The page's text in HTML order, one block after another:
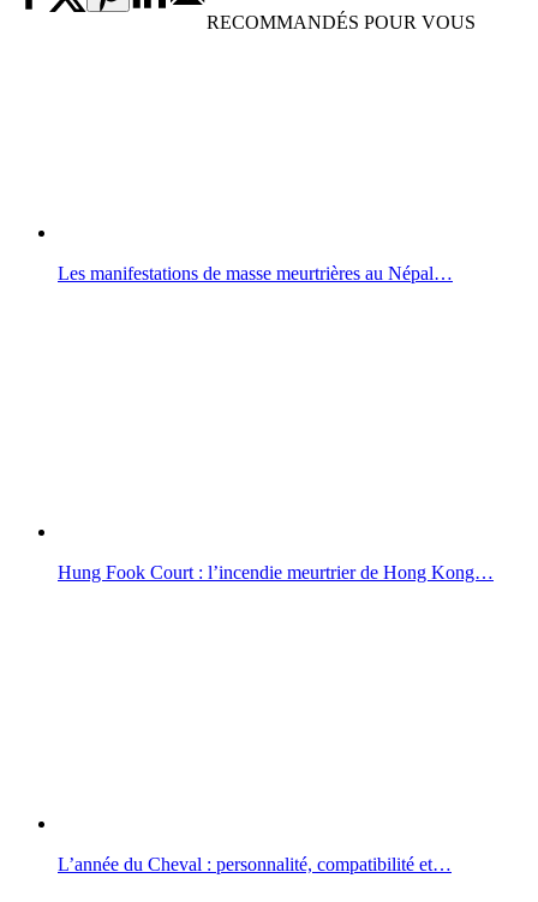
RECOMMANDÉS POUR VOUS
Les manifestations de masse meurtrières au Népal…
Hung Fook Court : l’incendie meurtrier de Hong Kong…
L’année du Cheval : personnalité, compatibilité et…